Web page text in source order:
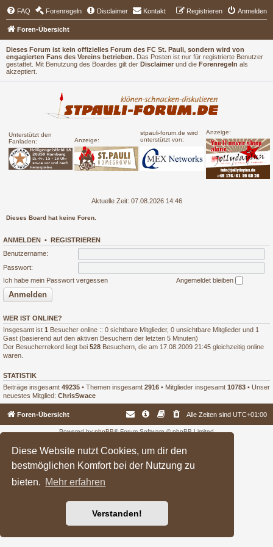
Diese Website nutzt Cookies, um dir den
bestmöglichen Komfort bei der Nutzung zu
bieten. Mehr erfahren
Verstanden!
Dieses Forum ist kein offizielles Forum des FC St. Pauli, sondern wird von
engagierten Fans des Vereins betrieben. Das Posten ist nur für registrierte Benutzer
gestattet. Mit Benutzung des Boardes gilt der Disclaimer und die Forenregeln als
akzeptiert.
Unterstützt den
Fanladen:
Anzeige:
stpauli-forum.de wird
unterstützt von:
Anzeige:
FAQ Forenregeln Disclaimer Kontakt Anmelden
Registrieren
Foren-Übersicht
Aktuelle Zeit: 07.08.2026 14:46
Dieses Board hat keine Foren.
ANMELDEN • REGISTRIEREN
Benutzername:
Passwort:
Ich habe mein Passwort vergessen
Angemeldet bleiben
WER IST ONLINE?
Insgesamt ist 1
Besucher online :: 0 sichtbare Mitglieder, 0 unsichtbare Mitglieder und 1
Gast (basierend auf den aktiven Besuchern der letzten 5 Minuten)
Der Besucherrekord liegt bei 528 Besuchern, die am 17.08.2009 21:45 gleichzeitig online
waren.
STATISTIK
Beiträge insgesamt 49235 • Themen insgesamt 2916 • Mitglieder insgesamt 10783 • Unser
neuestes Mitglied: ChrisSwace
Foren-Übersicht Alle Zeiten sind UTC+01:00
Powered byphpBB® Forum Software © phpBB Limited